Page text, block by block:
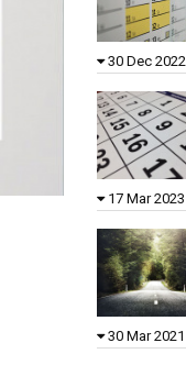
30 Dec 2022
17 Mar 2023
30 Mar 2021